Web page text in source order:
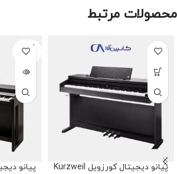
محصولات مرتبط
پیانو دیجیتال کورزویل Kurzweil
SOLD
OUT